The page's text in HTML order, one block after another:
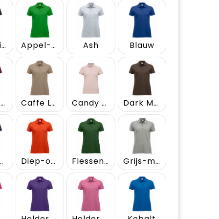
Antraciet Melange Appel-groen Ash Blauw
Bordeaux Caffe Latte Candy Roze Dark Mocca
Diep-oranje Flessen-groen Grijs-melange